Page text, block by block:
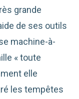
grande
de ses outils
machine-à-
« toute
elle
les tempêtes